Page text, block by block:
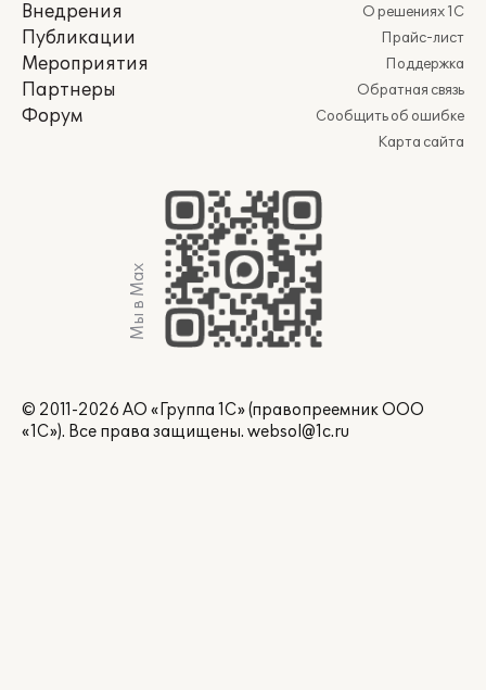
Внедрения
Публикации
Мероприятия
Партнеры
Форум
О решениях 1С
Прайс-лист
Поддержка
Обратная связь
Сообщить об ошибке
Карта сайта
Мы в Max
© 2011-2026 АО «Группа 1С» (правопреемник ООО
«1С»). Все права защищены. websol@1c.ru